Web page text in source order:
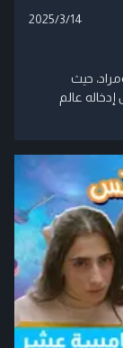
2025/3/14
حيث
عالم